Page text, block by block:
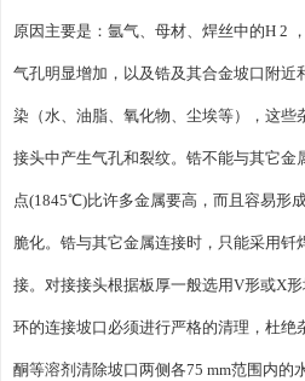
原因主要是：氩气、母材、焊丝中的H 2
气孔明显增加，以及锆及其合金坡口附近
染（水、油脂、氧化物、尘埃等），这些
接头中产生气孔和裂纹。锆不能与其它金
点(1845℃)比许多金属要高，而且容易形
脆化。锆与其它金属连接时，只能采用钎
接。对接接头根据板厚一般选用V形或X
环的连接坡口必须进行严格的清理，杜绝
酮等溶剂清除坡口两侧各75 mm范围内的